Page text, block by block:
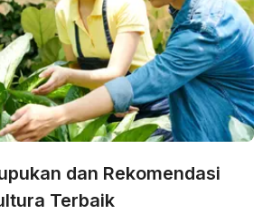
dan Rekomendasi
Terbaik